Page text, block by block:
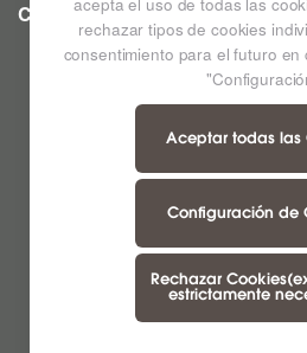
CC LAS ARENAS Ampliar mapa
rechazar tipos de cookies
consentimiento para el futuro en
Aceptar todas las
Configuración de
Rechazar
estrictamente